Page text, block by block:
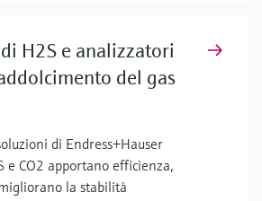
H2S e analizzatori
del gas
di Endress+Hauser
e CO2 apportano efficienza,
la stabilità